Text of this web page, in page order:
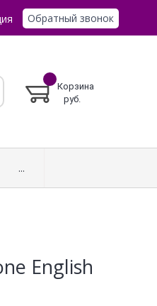
Обратный звонок
Корзина
руб.
...
English